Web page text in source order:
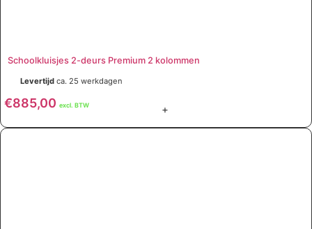
Schoolkluisjes 2-deurs Premium 2 kolommen
Levertijdca. 25 werkdagen
€885,00 excl. BTW +